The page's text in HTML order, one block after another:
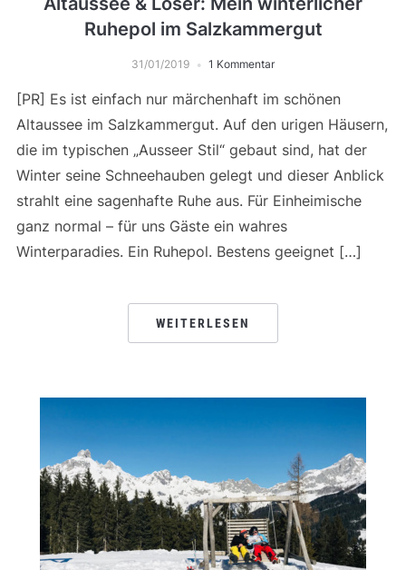
Ruhepol im Salzkammergut
31/01/2019 1 Kommentar
[PR] Es ist einfach nur märchenhaft im schönen
Altaussee im Salzkammergut. Auf den urigen Häusern,
die im typischen „Ausseer Stil“ gebaut sind, hat der
Winter seine Schneehauben gelegt und dieser Anblick
strahlt eine sagenhafte Ruhe aus. Für Einheimische
ganz normal – für uns Gäste ein wahres
Winterparadies. Ein Ruhepol. Bestens geeignet […]
WEITERLESEN